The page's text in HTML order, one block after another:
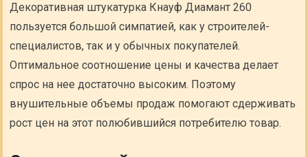
Декоративная штукатурка Кнауф Диамант 260
пользуется большой симпатией, как у строителей-
специалистов, так и у обычных покупателей.
Оптимальное соотношение цены и качества делает
спрос на нее достаточно высоким. Поэтому
внушительные объемы продаж помогают сдерживать
рост цен на этот полюбившийся потребителю товар.